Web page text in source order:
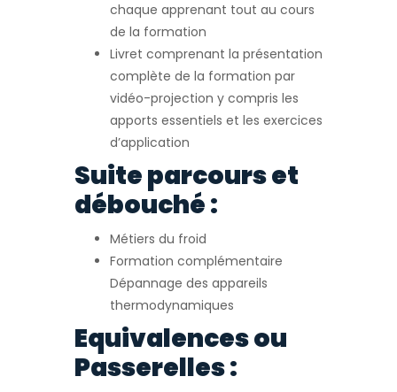
chaque apprenant tout au cours
de la formation
Livret comprenant la présentation
complète de la formation par
vidéo-projection y compris les
apports essentiels et les exercices
d’application
Suite parcours et
débouché :
Métiers du froid
Formation complémentaire
Dépannage des appareils
thermodynamiques
Equivalences ou
Passerelles :